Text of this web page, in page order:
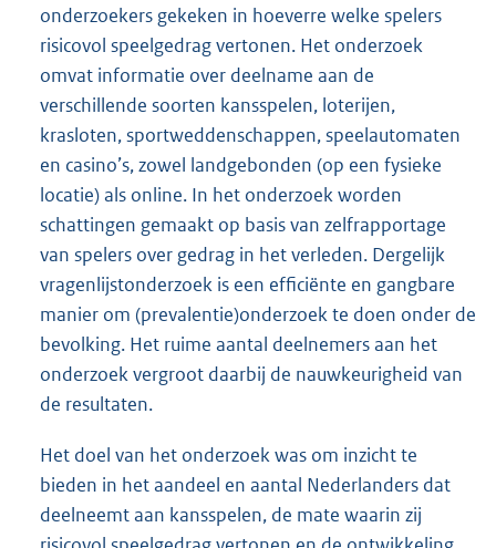
onderzoekers gekeken in hoeverre welke spelers
risicovol speelgedrag vertonen. Het onderzoek
omvat informatie over deelname aan de
verschillende soorten kansspelen, loterijen,
krasloten, sportweddenschappen, speelautomaten
en casino’s, zowel landgebonden (op een fysieke
locatie) als online. In het onderzoek worden
schattingen gemaakt op basis van zelfrapportage
van spelers over gedrag in het verleden. Dergelijk
vragenlijstonderzoek is een efficiënte en gangbare
manier om (prevalentie)onderzoek te doen onder de
bevolking. Het ruime aantal deelnemers aan het
onderzoek vergroot daarbij de nauwkeurigheid van
de resultaten.
Het doel van het onderzoek was om inzicht te
bieden in het aandeel en aantal Nederlanders dat
deelneemt aan kansspelen, de mate waarin zij